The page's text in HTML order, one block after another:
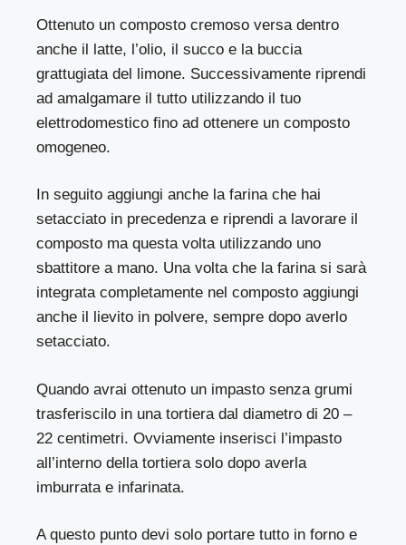
Ottenuto un composto cremoso versa dentro
anche il latte, l’olio, il succo e la buccia
grattugiata del limone. Successivamente riprendi
ad amalgamare il tutto utilizzando il tuo
elettrodomestico fino ad ottenere un composto
omogeneo.
In seguito aggiungi anche la farina che hai
setacciato in precedenza e riprendi a lavorare il
composto ma questa volta utilizzando uno
sbattitore a mano. Una volta che la farina si sarà
integrata completamente nel composto aggiungi
anche il lievito in polvere, sempre dopo averlo
setacciato.
Quando avrai ottenuto un impasto senza grumi
trasferiscilo in una tortiera dal diametro di 20 –
22 centimetri. Ovviamente inserisci l’impasto
all’interno della tortiera solo dopo averla
imburrata e infarinata.
A questo punto devi solo portare tutto in forno e